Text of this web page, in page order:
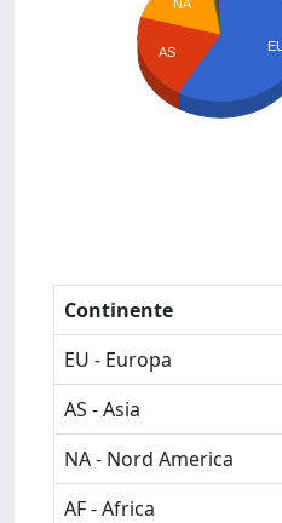
NA
AS
Continente
EU - Europa
AS - Asia
NA - Nord America
AF - Africa